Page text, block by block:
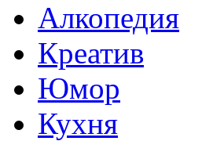
Алкопедия
Креатив
Юмор
Кухня